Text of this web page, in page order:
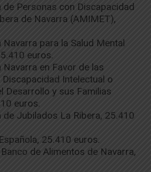
de Personas con Discapacidad
de Navarra (AMIMET),
para la Salud Mental
euros.
en Favor de las
Intelectual o
Desarrollo y sus Familias
euros.
de Jubilados La Ribera, 25.410
25.410 euros.
de Alimentos de Navarra,